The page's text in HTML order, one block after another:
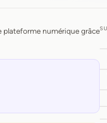
plateforme numérique grâce